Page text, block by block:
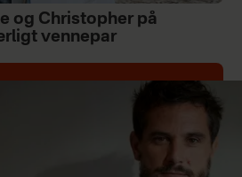
og Christopher på
vennepar